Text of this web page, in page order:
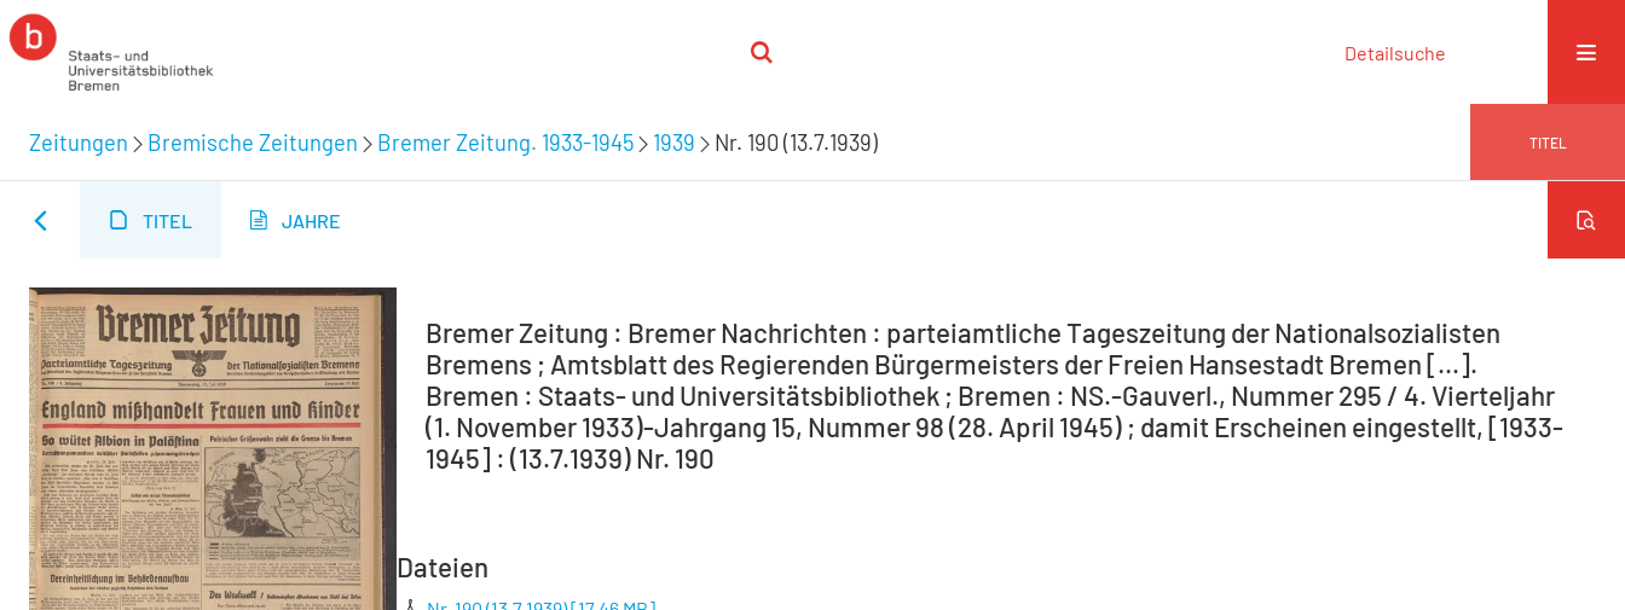
Detailsuche
Zeitungen Bremische Zeitungen Bremer Zeitung. 1933-1945 1939 Nr. 190 (13.7.1939) TITEL
TITEL JAHRE
Bremer Zeitung : Bremer Nachrichten : parteiamtliche Tageszeitung der Nationalsozialisten
Bremens ; Amtsblatt des Regierenden Bürgermeisters der Freien Hansestadt Bremen [...].
Bremen : Staats- und Universitätsbibliothek ; Bremen : NS.-Gauverl., Nummer 295 / 4. Vierteljahr
(1. November 1933)-Jahrgang 15, Nummer 98 (28. April 1945) ; damit Erscheinen eingestellt, [1933-
1945] : (13.7.1939) Nr. 190
Dateien